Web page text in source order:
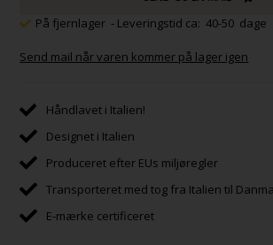
På fjernlager - Leveringstid ca: 40-50 dage
Send mail når varen kommer på lager igen
Håndlavet i Italien!
Designet i Italien
Produceret efter EUs miljøregler
Transporteret med tog fra Italien til
E-mærke certificeret